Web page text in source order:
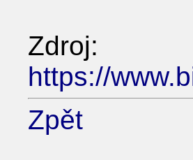
Zdroj:
https://
Zpět